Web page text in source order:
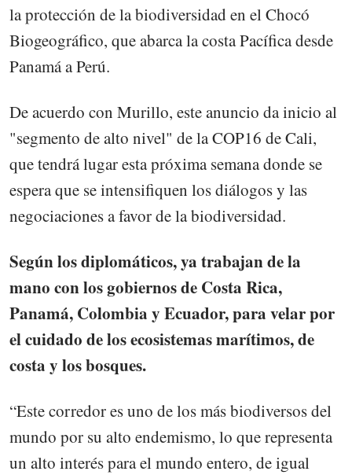
la protección de la biodiversidad en el Chocó
Biogeográfico, que abarca la costa Pacífica desde
Panamá a Perú.
De acuerdo con Murillo, este anuncio da inicio al
"segmento de alto nivel" de la COP16 de Cali,
que tendrá lugar esta próxima semana donde se
espera que se intensifiquen los diálogos y las
negociaciones a favor de la biodiversidad.
Según los diplomáticos, ya trabajan de la
mano con los gobiernos de Costa Rica,
Panamá, Colombia y Ecuador, para velar por
el cuidado de los ecosistemas marítimos, de
costa y los bosques.
“Este corredor es uno de los más biodiversos del
mundo por su alto endemismo, lo que representa
un alto interés para el mundo entero, de igual